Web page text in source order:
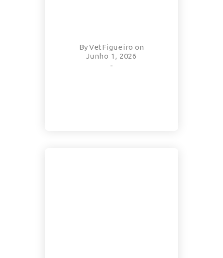
ByVetFigueiro on
Junho 1, 2026
-